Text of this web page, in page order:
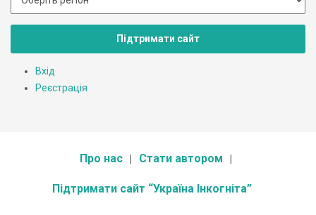
Підтримати сайт
Вхід
Реєстрація
Про нас Стати автором
Підтримати сайт “Україна Інкогніта”